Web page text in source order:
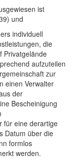
ist
und
individuell
die
Privatgelände
aufzuteilen
zur
einen Verwalter
der
Bescheinigung
für eine derartige
Datum über die
formlos
werden.